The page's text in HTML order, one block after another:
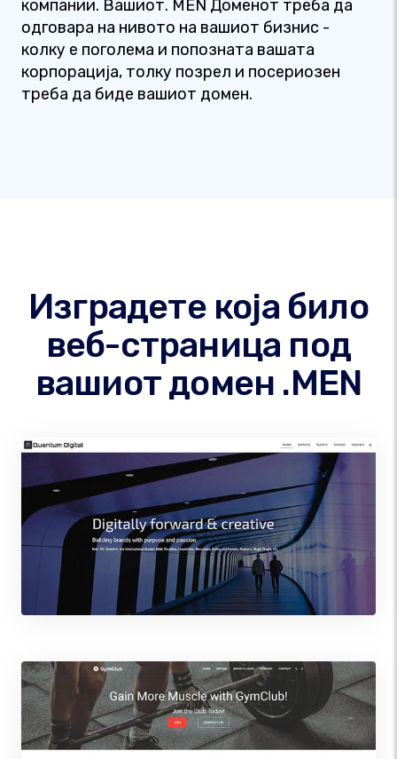
компании. Вашиот. MEN Доменот треба да
одговара на нивото на вашиот бизнис -
колку е поголема и попозната вашата
корпорација, толку позрел и посериозен
треба да биде вашиот домен.
Изградете која било
веб-страница под
вашиот домен .MEN